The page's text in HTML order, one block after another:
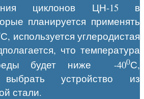
циклонов ЦН-15 в
планируется применять
С, используется углеродистая
что температура
будет ниже -400С,
выбрать устройство из
стали.